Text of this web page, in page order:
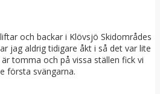
och backar i Klövsjö Skidområdes
jag aldrig tidigare åkt i så det var lite
tomma och på vissa ställen fick vi
första svängarna.